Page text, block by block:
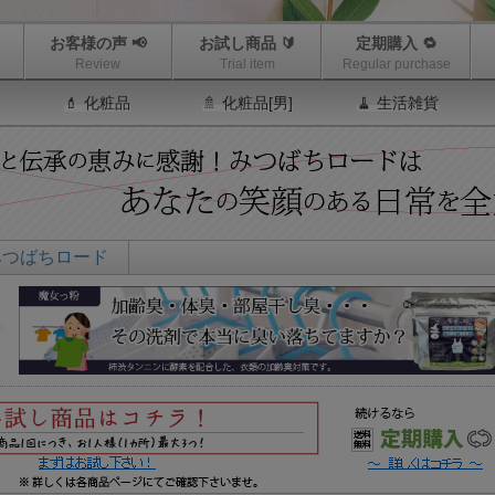
お客様の声 📢
Review
お試し商品 🔰
Trial item
定期購入 🔁
Regular purchase